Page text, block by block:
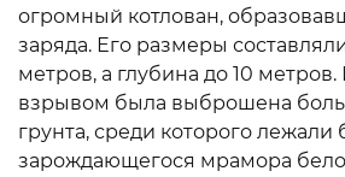
огромный котлован,
заряда. Его размеры
метров, а глубина до 10 метров.
взрывом была выброшена
грунта, среди которого лежали
зарождающегося мрамора